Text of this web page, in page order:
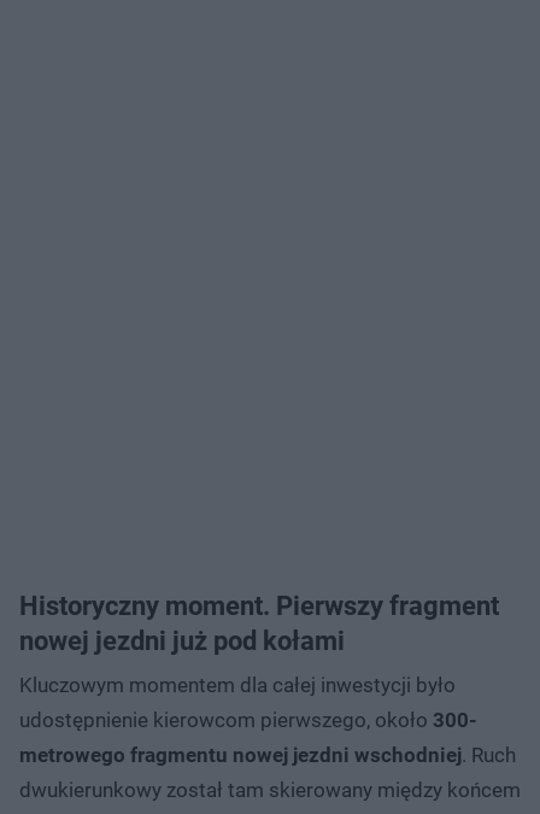
Historyczny moment. Pierwszy fragment
nowej jezdni już pod kołami
Kluczowym momentem dla całej inwestycji było
udostępnienie kierowcom pierwszego, około 300-
metrowego fragmentu nowej jezdni wschodniej. Ruch
dwukierunkowy został tam skierowany między końcem